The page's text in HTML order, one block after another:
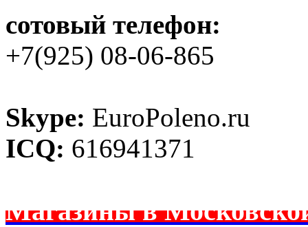
сотовый телефон:
+7(925) 08-06-865
Skype: EuroPoleno.ru
ICQ: 616941371
Магазины в